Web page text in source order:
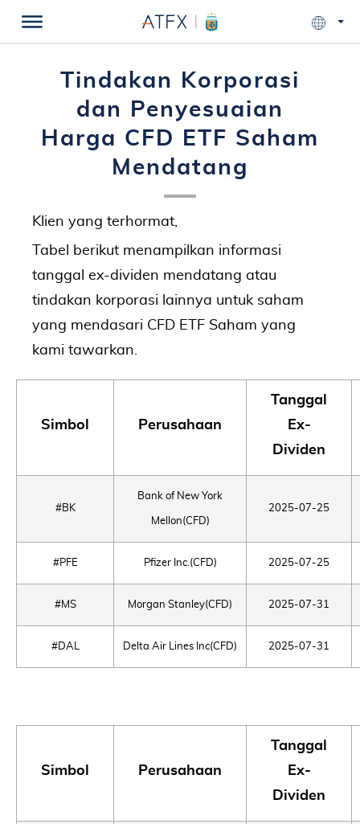
Tindakan Korporasi
dan Penyesuaian
Harga CFD ETF Saham
Mendatang
Klien yang terhormat,
Tabel berikut menampilkan informasi
tanggal ex-dividen mendatang atau
tindakan korporasi lainnya untuk saham
yang mendasari CFD ETF Saham yang
kami tawarkan.
Simbol Perusahaan
Tanggal
Ex-
Dividen
#BK
Bank of New York
Mellon(CFD)
2025-07-25
#PFE Pfizer Inc.(CFD) 2025-07-25
#MS Morgan Stanley(CFD) 2025-07-31
#DAL Delta Air Lines Inc(CFD) 2025-07-31
Simbol Perusahaan
Tanggal
Ex-
Dividen